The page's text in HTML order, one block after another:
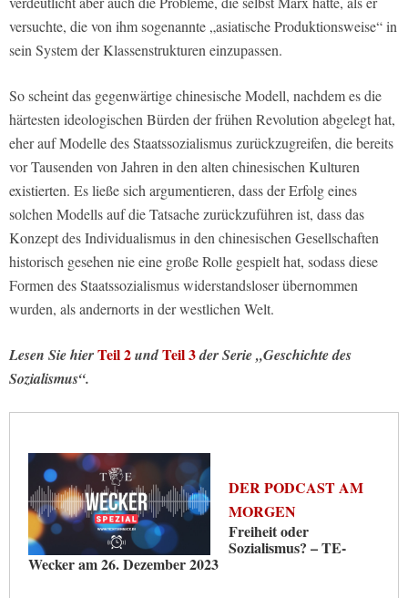
versuchte, die von ihm sogenannte „asiatische Produktionsweise“ in
sein System der Klassenstrukturen einzupassen.
So scheint das gegenwärtige chinesische Modell, nachdem es die
härtesten ideologischen Bürden der frühen Revolution abgelegt hat,
eher auf Modelle des Staatssozialismus zurückzugreifen, die bereits
vor Tausenden von Jahren in den alten chinesischen Kulturen
existierten. Es ließe sich argumentieren, dass der Erfolg eines
solchen Modells auf die Tatsache zurückzuführen ist, dass das
Konzept des Individualismus in den chinesischen Gesellschaften
historisch gesehen nie eine große Rolle gespielt hat, sodass diese
Formen des Staatssozialismus widerstandsloser übernommen
wurden, als andernorts in der westlichen Welt.
Lesen Sie hierTeil 2undTeil 3der Serie „Geschichte des
Sozialismus“.
DER PODCAST AM
MORGEN
Freiheit oder
Sozialismus? – TE-
Wecker am 26. Dezember 2023